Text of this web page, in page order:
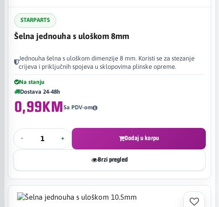
STARPARTS
Šelna jednouha s uloškom 8mm
Jednouha šelna s uloškom dimenzije 8 mm. Koristi se za stezanje
crijeva i priključnih spojeva u sklopovima plinske opreme.
Na stanju
Dostava 24-48h
0,99KMSa PDV-om
- + Dodaj u korpu
Brzi pregled